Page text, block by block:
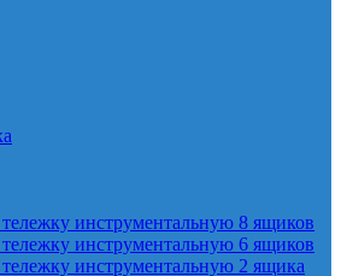
инструментальную 8 ящиков
инструментальную 6 ящиков
инструментальную 2 ящика